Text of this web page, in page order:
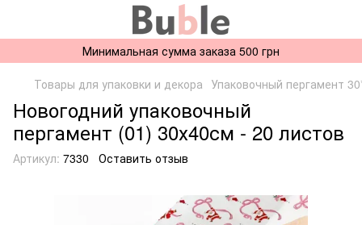
Минимальная сумма заказа 500 грн
Товары для упаковки и декора Упаковочный пергамент
Новогодний упаковочный
пергамент (01) 30х40см - 20 листов
Артикул: 7330 Оставить отзыв